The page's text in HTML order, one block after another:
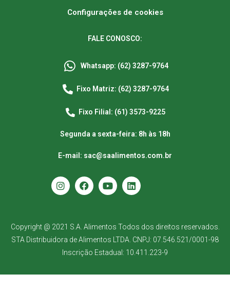
Configurações de cookies
FALE CONOSCO:
Whatsapp: (62) 3287-9764
Fixo Matriz: (62) 3287-9764
Fixo Filial: (61) 3573-9225
Segunda a sexta-feira: 8h às 18h
E-mail: sac@saalimentos.com.br
Copyright @ 2021 S.A. Alimentos Todos dos direitos reservados.
STA Distribuidora de Alimentos LTDA. CNPJ: 07.546.521/0001-98
Inscrição Estadual: 10.411.223-9